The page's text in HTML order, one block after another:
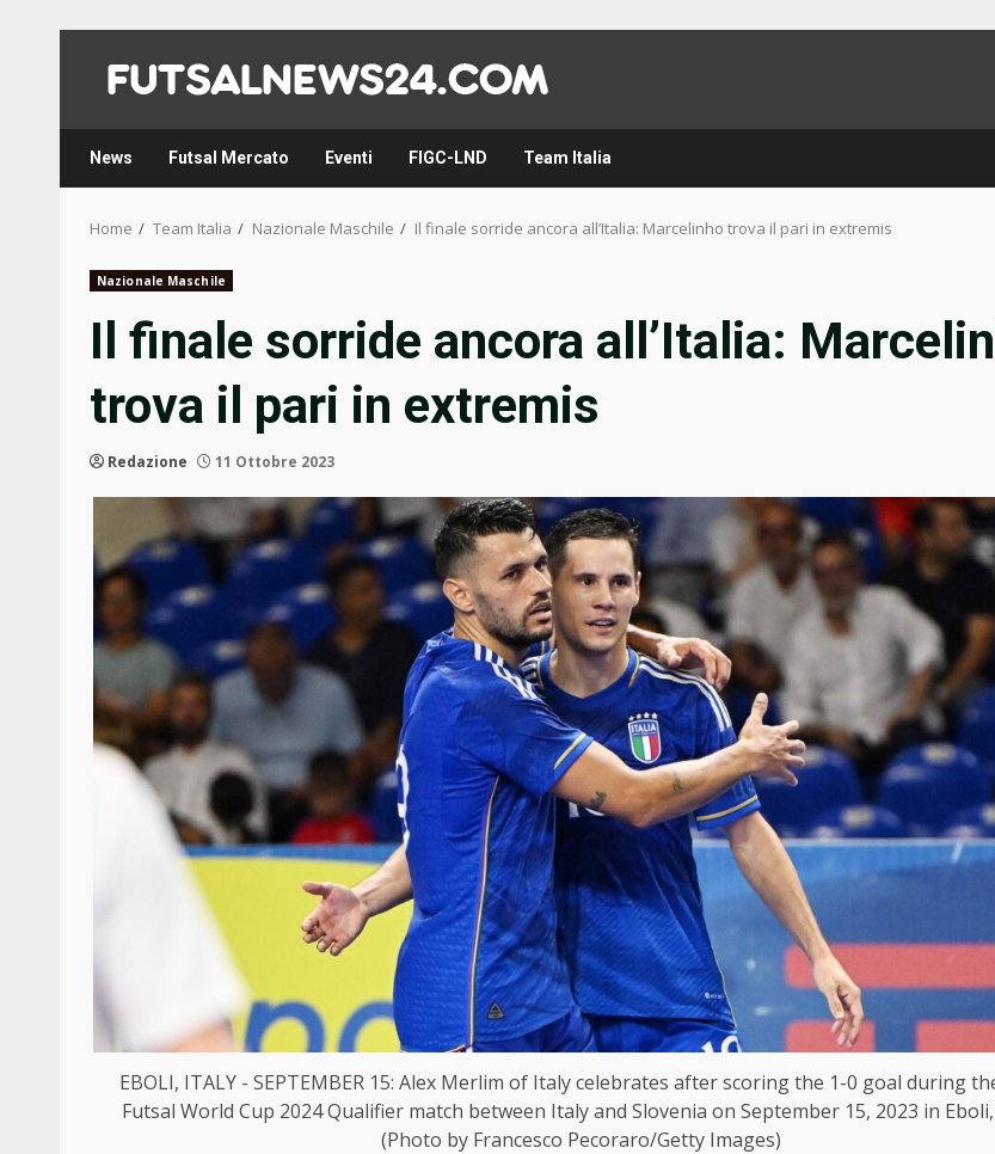
content
News Futsal Mercato Eventi FIGC-LND Team Italia
Home Team Italia Nazionale Maschile Il finale sorride ancora all’Italia: Marcelinho trova il pari in extremis
Nazionale Maschile
Il finale sorride ancora all’Italia:
trova il pari in extremis
Redazione 11 Ottobre 2023
EBOLI, ITALY - SEPTEMBER 15: Alex Merlim of Italy celebrates after scoring the 1-0 goal during
Futsal World Cup 2024 Qualifier match between Italy and Slovenia on September 15, 2023 in
(Photo by Francesco Pecoraro/Getty Images)